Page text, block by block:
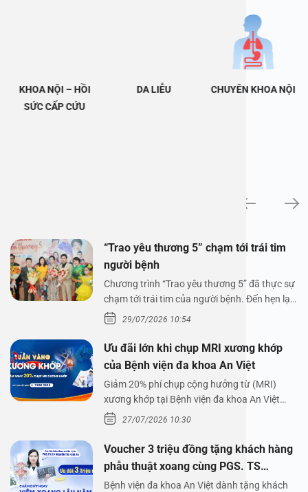
KHOA NỘI – HỒI
SỨC CẤP CỨU
DA LIỄU CHUYÊN KHOA NỘI
“Trao yêu thương 5” chạm tới trái tim
người bệnh
Chương trình “Trao yêu thương 5” đã thực sự
chạm tới trái tim của người bệnh. Đến hẹn lại
lên,…29/07/2026 10:54
Ưu đãi lớn khi chụp MRI xương khớp
của Bệnh viện đa khoa An Việt
Giảm 20% phí chụp cộng hưởng từ (MRI)
xương khớp tại Bệnh viện đa khoa An Việt
Bệnh viện đa…
27/07/2026 10:30
Voucher 3 triệu đồng tặng khách hàng
phẫu thuật xoang cùng PGS. TS
Nguyễn Thị Hoài An
Bệnh viện đa khoa An Việt dành tặng khách